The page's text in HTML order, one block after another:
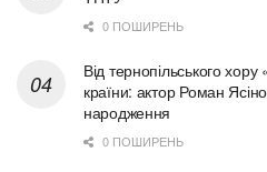
0 ПОШИРЕНЬ
Від тернопільського
країни: актор Роман
народження
0 ПОШИРЕНЬ